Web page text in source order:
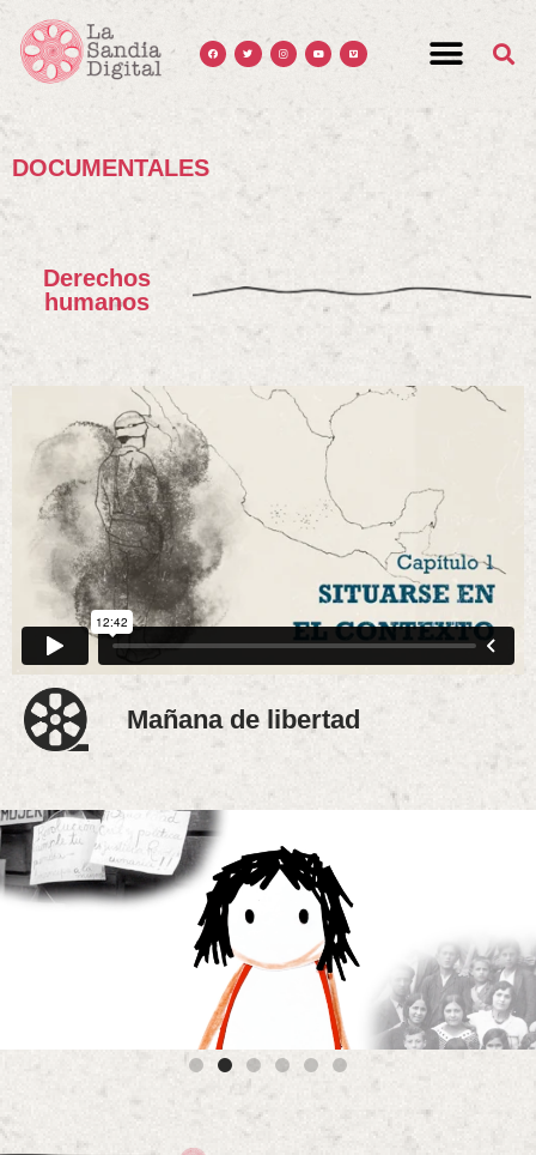
DOCUMENTALES
Derechos
humanos
Mañana de libertad